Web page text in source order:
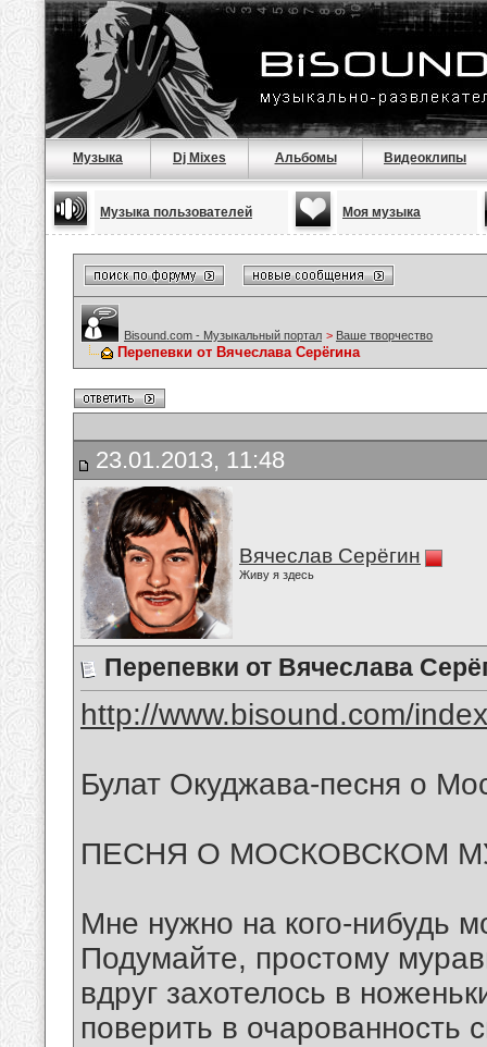
Музыка Dj Mixes Альбомы Видеоклипы
Музыка пользователей Моя музыка
Bisound.com - Музыкальный портал > Ваше творчество
Перепевки от Вячеслава Серёгина
23.01.2013, 11:48
Вячеслав Серёгин
Живу я здесь
Перепевки от Вячеслава
http://www.bisound.com/
Булат Окуджава-песня о
ПЕСНЯ О МОСКОВСКОМ
Мне нужно на кого-нибудь
Подумайте, простому
вдруг захотелось в
поверить в очарованность